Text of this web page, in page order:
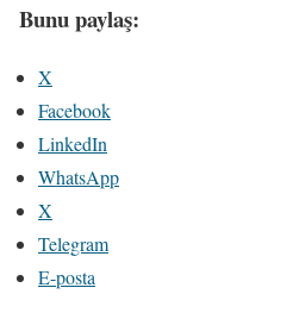
Bunu paylaş:
X
Facebook
LinkedIn
WhatsApp
X
Telegram
E-posta